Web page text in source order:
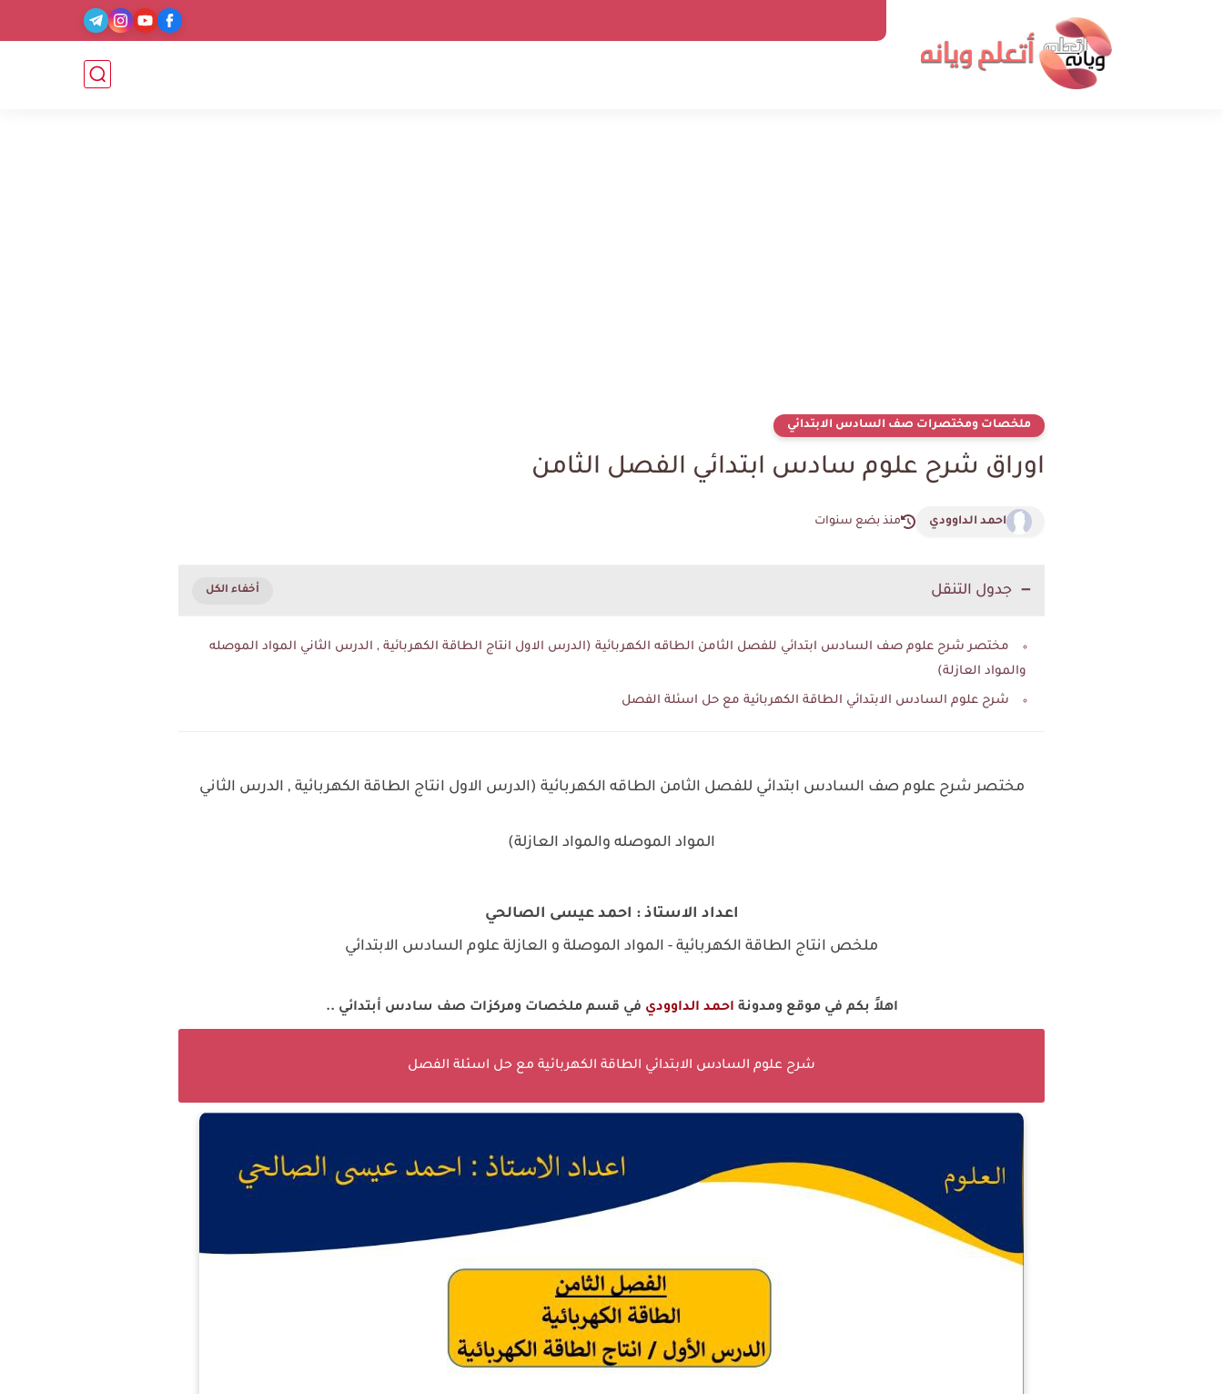
ملخصات ومختصرات صف السادس الابتدائي
اوراق شرح علوم سادس ابتدائي الفصل الثامن
احمد الداوودي منذ بضع سنوات
جدول التنقل
مختصر شرح علوم صف السادس ابتدائي للفصل الثامن الطاقه الكهربائية (الدرس الاول انتاج الطاقة الكهربائية , الدرس الثاني المواد الموصله
والمواد العازلة)
شرح علوم السادس الابتدائي الطاقة الكهربائية مع حل اسئلة الفصل
مختصر شرح علوم صف السادس ابتدائي للفصل الثامن الطاقه الكهربائية (الدرس الاول انتاج الطاقة الكهربائية , الدرس الثاني
المواد الموصله والمواد العازلة)
اعداد الاستاذ : احمد عيسى الصالحي
ملخص انتاج الطاقة الكهربائية - المواد الموصلة و العازلة علوم السادس الابتدائي
اهلاً بكم في موقع ومدونة احمد الداوودي في قسم ملخصات ومركزات صف سادس أبتدائي ..
شرح علوم السادس الابتدائي الطاقة الكهربائية مع حل اسئلة الفصل